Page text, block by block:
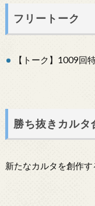
フリートーク
【トーク】1009回
勝ち抜きカルタ
新たなカルタを創作す